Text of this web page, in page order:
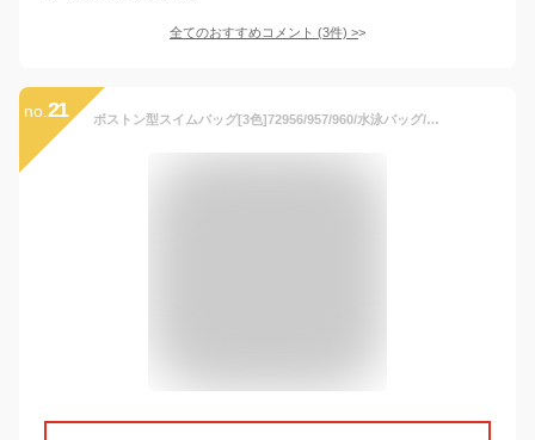
全てのおすすめコメント (3件) >
no. 21 ボストン型スイムバッグ[3色]72956/957/960/水泳バッグ/手提げ/バッグ/キッズ&ジュニア/スイミング/幼児/保育園/幼稚園/低学年/水遊び/川/海/pool/ars【あす楽】【RCP】